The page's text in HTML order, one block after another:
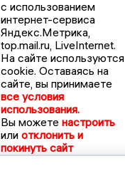
с использованием
интернет-сервиса
Яндекс.Метрика,
top.mail.ru, LiveInternet.
На сайте используются
cookie. Оставаясь на
сайте, вы принимаете
все условия
использования.
Вы можете настроить
или отклонить и
покинуть сайт